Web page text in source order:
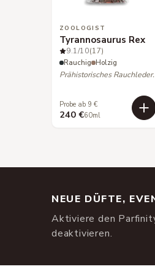
ZOOLOGIST
Tyrannosaurus Rex
9.1/10(17)
Rauchig Holzig
Prähistorisches Rauchleder.
Probe ab 9 €
240 €60ml
NEUE DÜFTE,
Aktiviere den
deaktivieren.